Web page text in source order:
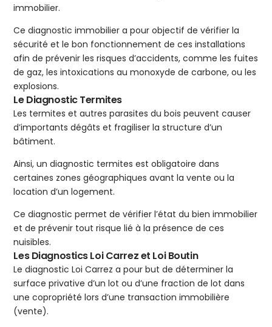
immobilier.
Ce diagnostic immobilier a pour objectif de vérifier la
sécurité et le bon fonctionnement de ces installations
afin de prévenir les risques d’accidents, comme les fuites
de gaz, les intoxications au monoxyde de carbone, ou les
explosions.
Le Diagnostic Termites
Les termites et autres parasites du bois peuvent causer
d’importants dégâts et fragiliser la structure d’un
bâtiment.
Ainsi, un diagnostic termites est obligatoire dans
certaines zones géographiques avant la vente ou la
location d’un logement.
Ce diagnostic permet de vérifier l’état du bien immobilier
et de prévenir tout risque lié à la présence de ces
nuisibles.
Les Diagnostics Loi Carrez et Loi Boutin
Le diagnostic Loi Carrez a pour but de déterminer la
surface privative d’un lot ou d’une fraction de lot dans
une copropriété lors d’une transaction immobilière
(vente).